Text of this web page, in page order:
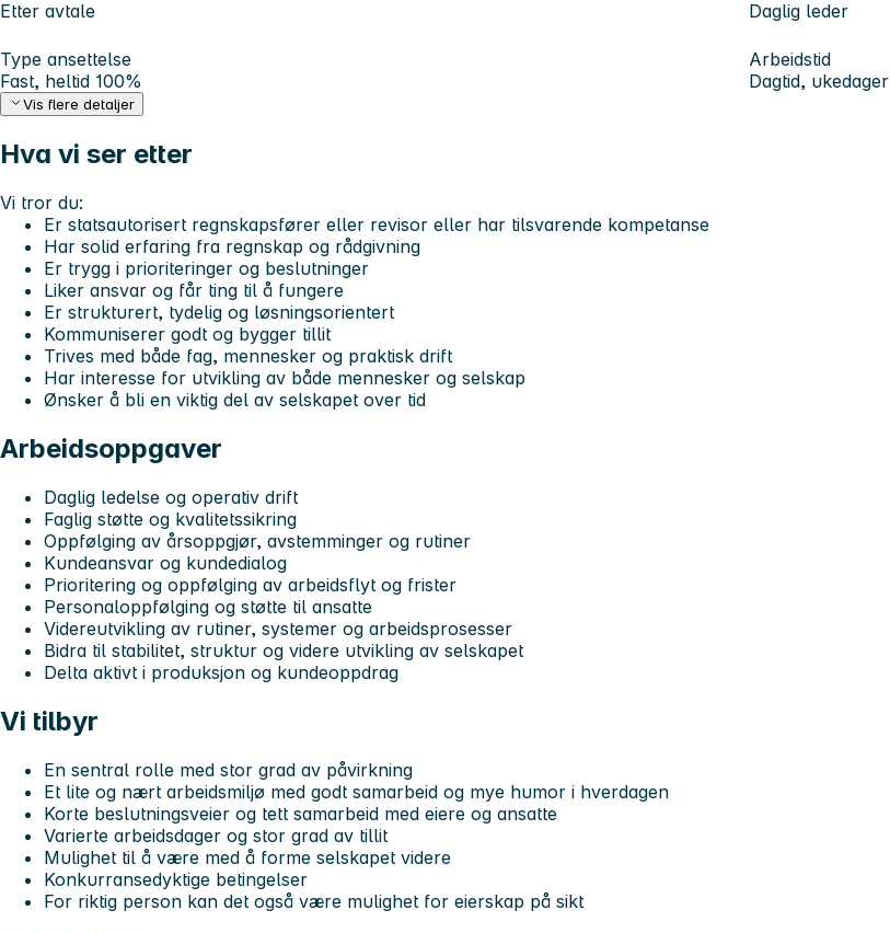
Etter avtale
Daglig leder
Type ansettelse
Fast, heltid 100%
Arbeidstid
Dagtid, ukedager
Vis flere detaljer
Hva vi ser etter
Vi tror du:
Er statsautorisert regnskapsfører eller revisor eller har tilsvarende kompetanse
Har solid erfaring fra regnskap og rådgivning
Er trygg i prioriteringer og beslutninger
Liker ansvar og får ting til å fungere
Er strukturert, tydelig og løsningsorientert
Kommuniserer godt og bygger tillit
Trives med både fag, mennesker og praktisk drift
Har interesse for utvikling av både mennesker og selskap
Ønsker å bli en viktig del av selskapet over tid
Arbeidsoppgaver
Daglig ledelse og operativ drift
Faglig støtte og kvalitetssikring
Oppfølging av årsoppgjør, avstemminger og rutiner
Kundeansvar og kundedialog
Prioritering og oppfølging av arbeidsflyt og frister
Personaloppfølging og støtte til ansatte
Videreutvikling av rutiner, systemer og arbeidsprosesser
Bidra til stabilitet, struktur og videre utvikling av selskapet
Delta aktivt i produksjon og kundeoppdrag
Vi tilbyr
En sentral rolle med stor grad av påvirkning
Et lite og nært arbeidsmiljø med godt samarbeid og mye humor i hverdagen
Korte beslutningsveier og tett samarbeid med eiere og ansatte
Varierte arbeidsdager og stor grad av tillit
Mulighet til å være med å forme selskapet videre
Konkurransedyktige betingelser
For riktig person kan det også være mulighet for eierskap på sikt